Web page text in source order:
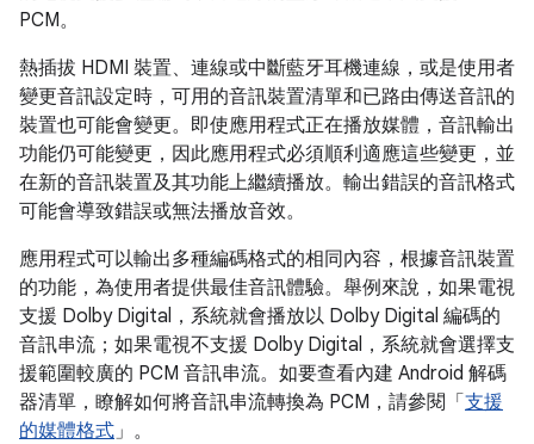
PCM。
熱插拔 HDMI 裝置、連線或中斷藍牙耳機連線，或是使用者
變更音訊設定時，可用的音訊裝置清單和已路由傳送音訊的
裝置也可能會變更。即使應用程式正在播放媒體，音訊輸出
功能仍可能變更，因此應用程式必須順利適應這些變更，並
在新的音訊裝置及其功能上繼續播放。輸出錯誤的音訊格式
可能會導致錯誤或無法播放音效。
應用程式可以輸出多種編碼格式的相同內容，根據音訊裝置
的功能，為使用者提供最佳音訊體驗。舉例來說，如果電視
支援 Dolby Digital，系統就會播放以 Dolby Digital 編碼的
音訊串流；如果電視不支援 Dolby Digital，系統就會選擇支
援範圍較廣的 PCM 音訊串流。如要查看內建 Android 解碼
器清單，瞭解如何將音訊串流轉換為 PCM，請參閱「 支援
的媒體格式」。